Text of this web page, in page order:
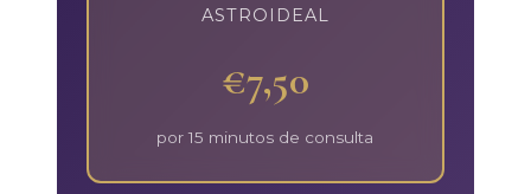
ASTROIDEAL
€7,50
por 15 minutos de consulta